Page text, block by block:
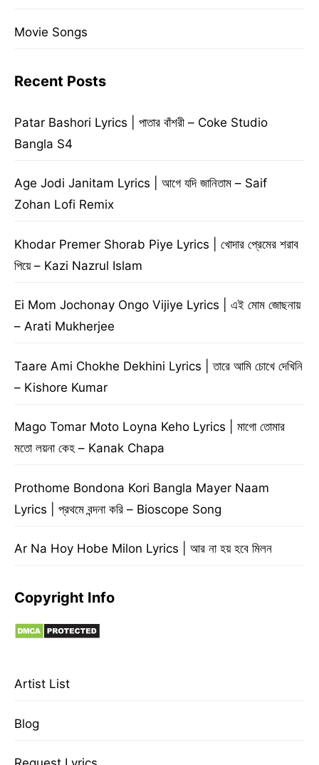
Movie Songs
Recent Posts
Patar Bashori Lyrics | পাতার বাঁশরী – Coke Studio
Bangla S4
Age Jodi Janitam Lyrics | আগে যদি জানিতাম – Saif
Zohan Lofi Remix
Khodar Premer Shorab Piye Lyrics | খোদার প্রেমের শরাব
পিয়ে – Kazi Nazrul Islam
Ei Mom Jochonay Ongo Vijiye Lyrics | এই মোম জোছনায়
– Arati Mukherjee
Taare Ami Chokhe Dekhini Lyrics | তারে আমি চোখে দেখিনি
– Kishore Kumar
Mago Tomar Moto Loyna Keho Lyrics | মাগো তোমার
মতো লয়না কেহ – Kanak Chapa
Prothome Bondona Kori Bangla Mayer Naam
Lyrics | প্রথমে বন্দনা করি – Bioscope Song
Ar Na Hoy Hobe Milon Lyrics | আর না হয় হবে মিলন
Copyright Info
Artist List
Blog